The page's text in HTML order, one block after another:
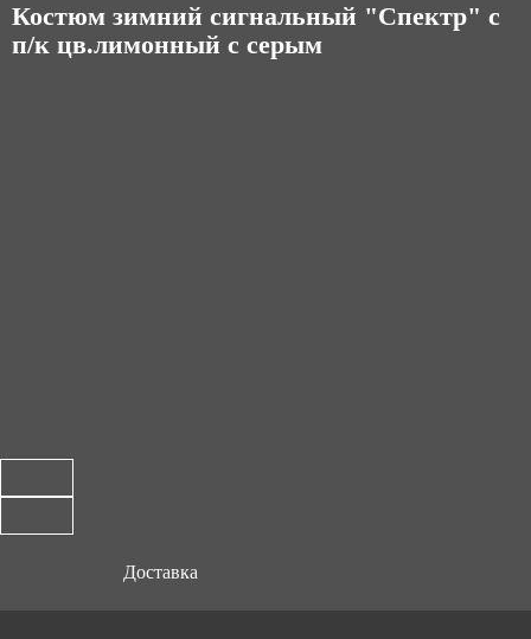
Костюм зимний сигнальный "Спектр" с
п/к цв.лимонный с серым
Доставка